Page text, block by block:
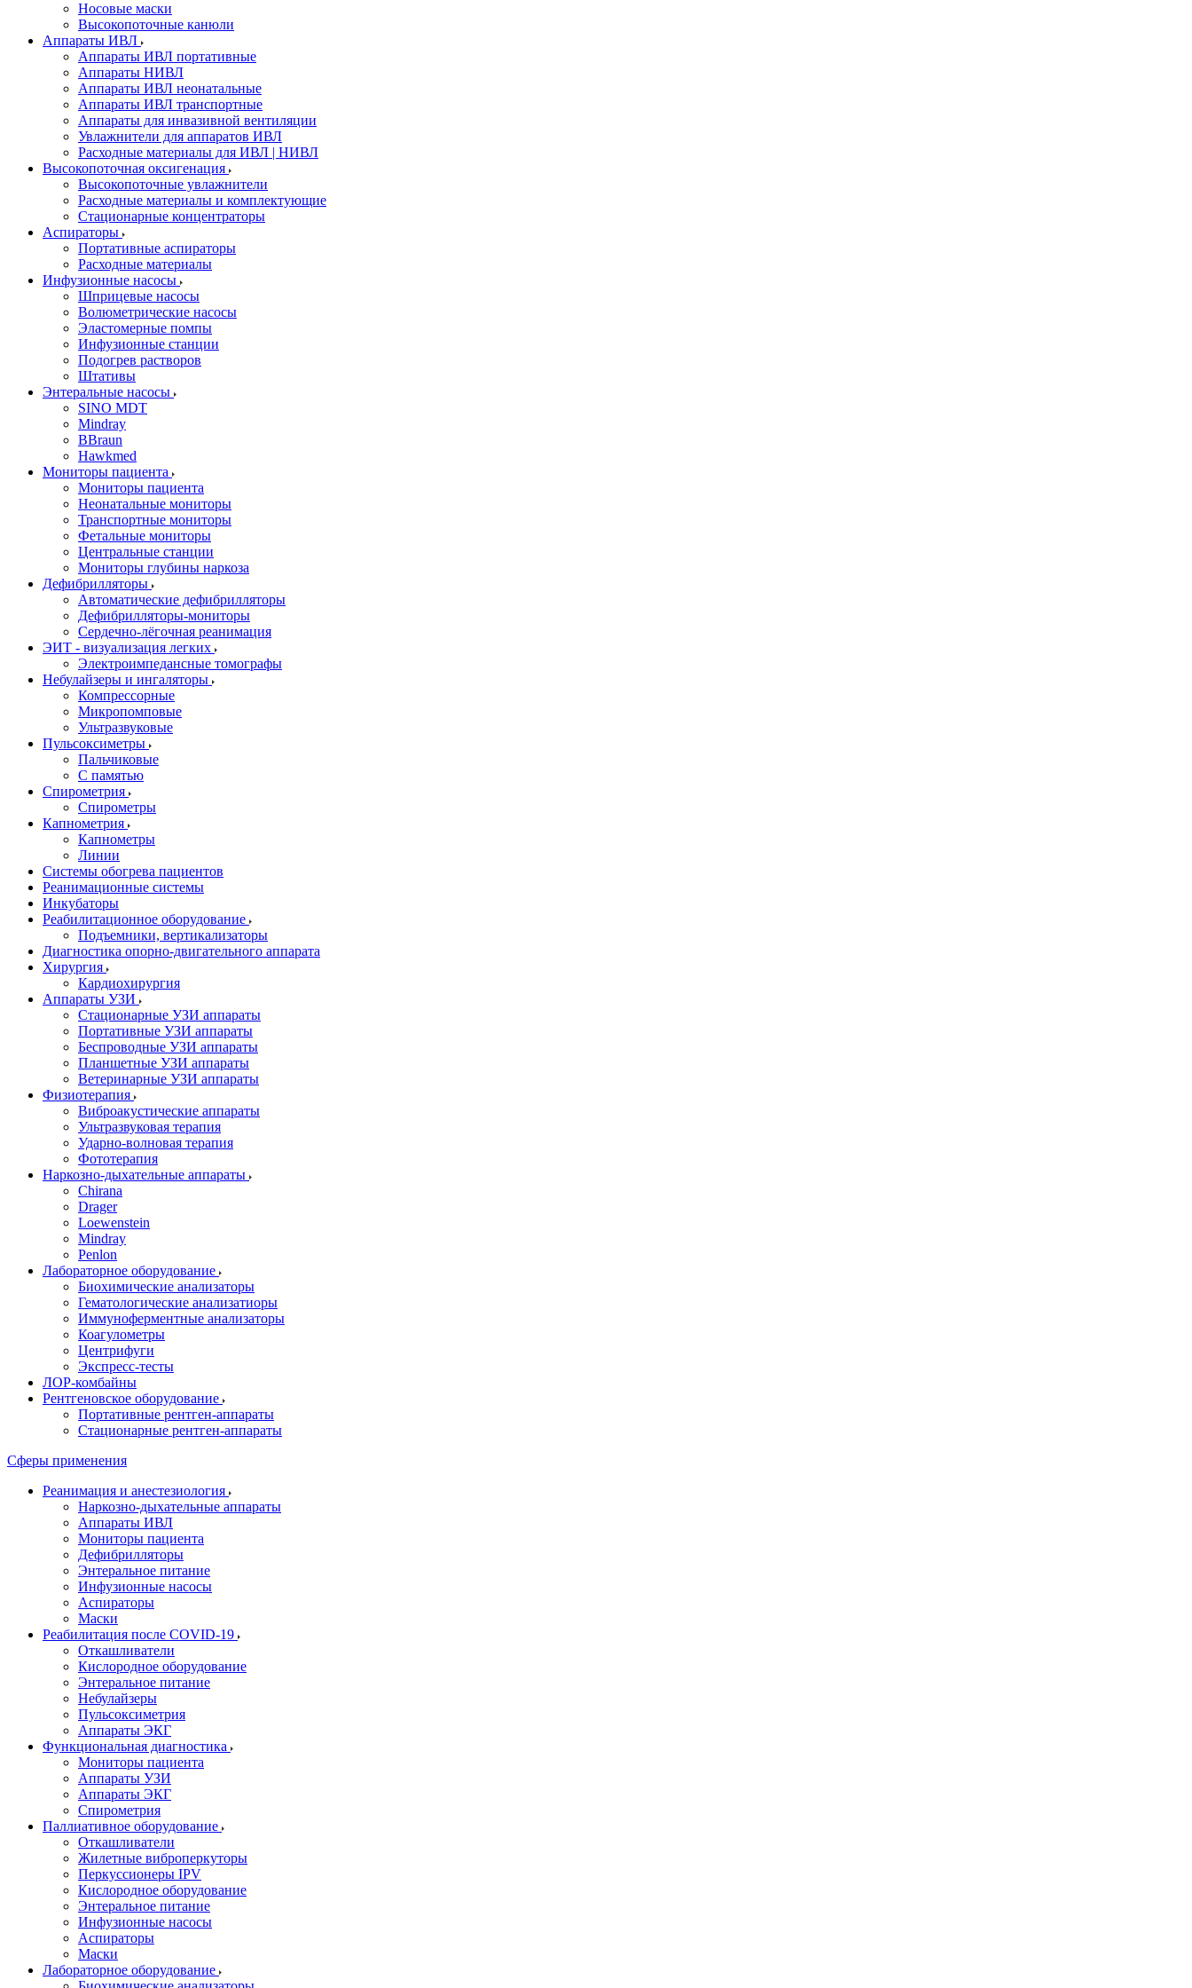
Носовые маски
Высокопоточные канюли
Аппараты ИВЛ
Аппараты ИВЛ портативные
Аппараты НИВЛ
Аппараты ИВЛ неонатальные
Аппараты ИВЛ транспортные
Аппараты для инвазивной вентиляции
Увлажнители для аппаратов ИВЛ
Расходные материалы для ИВЛ | НИВЛ
Высокопоточная оксигенация
Высокопоточные увлажнители
Расходные материалы и комплектующие
Стационарные концентраторы
Аспираторы
Портативные аспираторы
Расходные материалы
Инфузионные насосы
Шприцевые насосы
Волюметрические насосы
Эластомерные помпы
Инфузионные станции
Подогрев растворов
Штативы
Энтеральные насосы
SINO MDT
Mindray
BBraun
Hawkmed
Мониторы пациента
Мониторы пациента
Неонатальные мониторы
Транспортные мониторы
Фетальные мониторы
Центральные станции
Мониторы глубины наркоза
Дефибрилляторы
Автоматические дефибрилляторы
Дефибрилляторы-мониторы
Сердечно-лёгочная реанимация
ЭИТ - визуализация легких
Электроимпедансные томографы
Небулайзеры и ингаляторы
Компрессорные
Микропомповые
Ультразвуковые
Пульсоксиметры
Пальчиковые
С памятью
Спирометрия
Спирометры
Капнометрия
Капнометры
Линии
Системы обогрева пациентов
Реанимационные системы
Инкубаторы
Реабилитационное оборудование
Подъемники, вертикализаторы
Диагностика опорно-двигательного аппарата
Хирургия
Кардиохирургия
Аппараты УЗИ
Стационарные УЗИ аппараты
Портативные УЗИ аппараты
Беспроводные УЗИ аппараты
Планшетные УЗИ аппараты
Ветеринарные УЗИ аппараты
Физиотерапия
Виброакустические аппараты
Ультразвуковая терапия
Ударно-волновая терапия
Фототерапия
Наркозно-дыхательные аппараты
Chirana
Drager
Loewenstein
Mindray
Penlon
Лабораторное оборудование
Биохимические анализаторы
Гематологические анализатиоры
Иммуноферментные анализаторы
Коагулометры
Центрифуги
Экспресс-тесты
ЛОР-комбайны
Рентгеновское оборудование
Портативные рентген-аппараты
Стационарные рентген-аппараты
Сферы применения
Реанимация и анестезиология
Наркозно-дыхательные аппараты
Аппараты ИВЛ
Мониторы пациента
Дефибрилляторы
Энтеральное питание
Инфузионные насосы
Аспираторы
Маски
Реабилитация после COVID-19
Откашливатели
Кислородное оборудование
Энтеральное питание
Небулайзеры
Пульсоксиметрия
Аппараты ЭКГ
Функциональная диагностика
Мониторы пациента
Аппараты УЗИ
Аппараты ЭКГ
Спирометрия
Паллиативное оборудование
Откашливатели
Жилетные виброперкуторы
Перкуссионеры IPV
Кислородное оборудование
Энтеральное питание
Инфузионные насосы
Аспираторы
Маски
Лабораторное оборудование